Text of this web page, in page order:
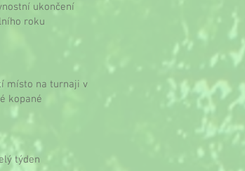
ukončení
roku
místo na turnaji v
kopané
týden